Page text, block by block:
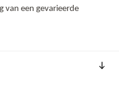
van een gevarieerde